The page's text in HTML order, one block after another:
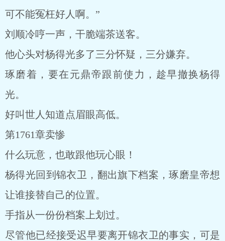
可不能冤枉好人啊。”
刘顺冷哼一声，干脆端茶送客。
他心头对杨得光多了三分怀疑，三分嫌弃。
琢磨着，要在元鼎帝跟前使力，趁早撤换杨得
光。
好叫世人知道点眉眼高低。
第1761章卖惨
什么玩意，也敢跟他玩心眼！
杨得光回到锦衣卫，翻出旗下档案，琢磨皇帝想
让谁接替自己的位置。
手指从一份份档案上划过。
尽管他已经接受迟早要离开锦衣卫的事实，可是